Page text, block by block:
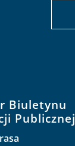
Biuletynu
Publicznej